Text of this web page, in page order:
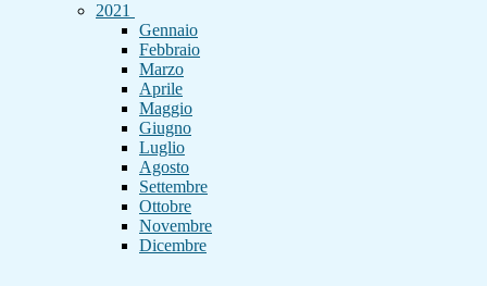
2021
Gennaio
Febbraio
Marzo
Aprile
Maggio
Giugno
Luglio
Agosto
Settembre
Ottobre
Novembre
Dicembre